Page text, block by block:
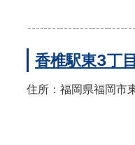
香椎駅東3丁
住所：福岡県福岡市